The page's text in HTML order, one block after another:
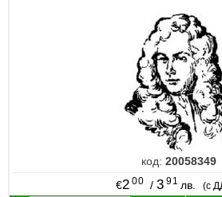
код: 20058349
€2 00 / 3 91 лв. (с